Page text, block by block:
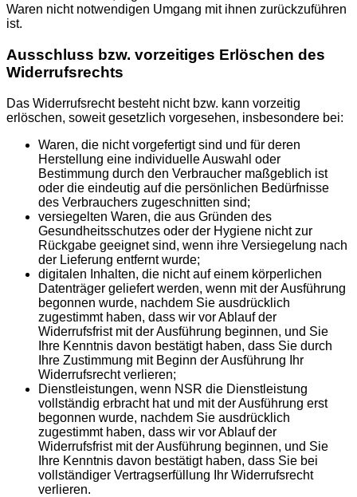
Waren nicht notwendigen Umgang mit ihnen zurückzuführen
ist.
Ausschluss bzw. vorzeitiges Erlöschen des
Widerrufsrechts
Das Widerrufsrecht besteht nicht bzw. kann vorzeitig
erlöschen, soweit gesetzlich vorgesehen, insbesondere bei:
Waren, die nicht vorgefertigt sind und für deren
Herstellung eine individuelle Auswahl oder
Bestimmung durch den Verbraucher maßgeblich ist
oder die eindeutig auf die persönlichen Bedürfnisse
des Verbrauchers zugeschnitten sind;
versiegelten Waren, die aus Gründen des
Gesundheitsschutzes oder der Hygiene nicht zur
Rückgabe geeignet sind, wenn ihre Versiegelung nach
der Lieferung entfernt wurde;
digitalen Inhalten, die nicht auf einem körperlichen
Datenträger geliefert werden, wenn mit der Ausführung
begonnen wurde, nachdem Sie ausdrücklich
zugestimmt haben, dass wir vor Ablauf der
Widerrufsfrist mit der Ausführung beginnen, und Sie
Ihre Kenntnis davon bestätigt haben, dass Sie durch
Ihre Zustimmung mit Beginn der Ausführung Ihr
Widerrufsrecht verlieren;
Dienstleistungen, wenn NSR die Dienstleistung
vollständig erbracht hat und mit der Ausführung erst
begonnen wurde, nachdem Sie ausdrücklich
zugestimmt haben, dass wir vor Ablauf der
Widerrufsfrist mit der Ausführung beginnen, und Sie
Ihre Kenntnis davon bestätigt haben, dass Sie bei
vollständiger Vertragserfüllung Ihr Widerrufsrecht
verlieren.